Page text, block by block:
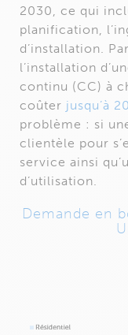
2030, ce qui
planification,
d’installation.
l’installation
continu (CC) à
coûter jusqu’à
problème : si
clientèle pour
service ainsi
d’utilisation.
Demande en